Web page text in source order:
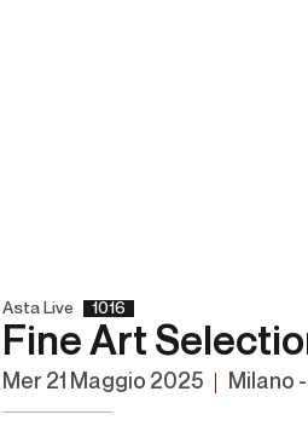
Asta Live 1016
Fine Art
mer 21 Maggio 2025 Milano